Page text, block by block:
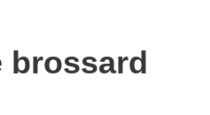
brossard